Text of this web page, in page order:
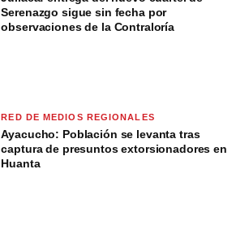
Serenazgo sigue sin fecha por
observaciones de la Contraloría
RED DE MEDIOS REGIONALES
Ayacucho: Población se levanta tras
captura de presuntos extorsionadores en
Huanta